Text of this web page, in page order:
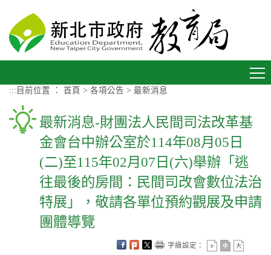
::: 目前位置 ： 首頁 > 各項公告 > 最新消息
最新消息-財團法人民間司法改革基
金會台中辦公室於114年08月05日
(二)至115年02月07日(六)舉辦「逃
往最後的房間：民間司改會數位法治
特展」，敬請各單位預約觀展及申請
團體導覽
字級設定：